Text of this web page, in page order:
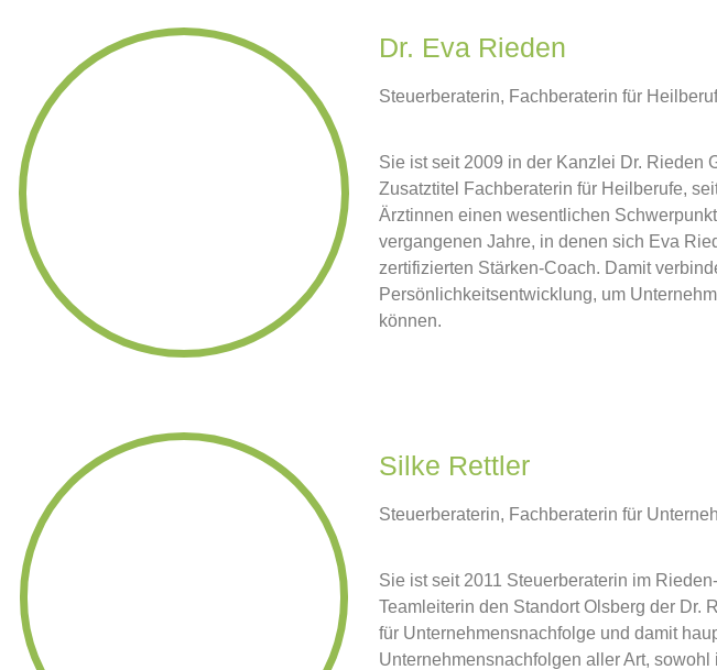
Dr. Eva Rieden
Steuerberaterin, Fachberaterin für
Sie ist seit 2009 in der Kanzlei Dr. Rieden
Zusatztitel Fachberaterin für Heilberufe,
Ärztinnen einen wesentlichen
vergangenen Jahre, in denen sich Eva
zertifizierten Stärken-Coach. Damit
Persönlichkeitsentwicklung, um
können.
Silke Rettler
Steuerberaterin, Fachberaterin für
Sie ist seit 2011 Steuerberaterin im
Teamleiterin den Standort Olsberg der Dr.
für Unternehmensnachfolge und damit
Unternehmensnachfolgen aller Art,